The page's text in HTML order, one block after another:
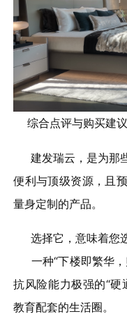
综合点评与购买建议
建发瑞云，是为那
便利与顶级资源，且
量身定制的产品。
选择它，意味着您
一种“下楼即繁华，
抗风险能力极强的“硬
教育配套的生活圈。